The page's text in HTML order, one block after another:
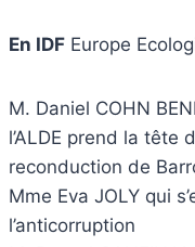
En IDF Europe
M. Daniel COHN
l’ALDE prend la tête
reconduction de
Mme Eva JOLY qui
l’anticorruption